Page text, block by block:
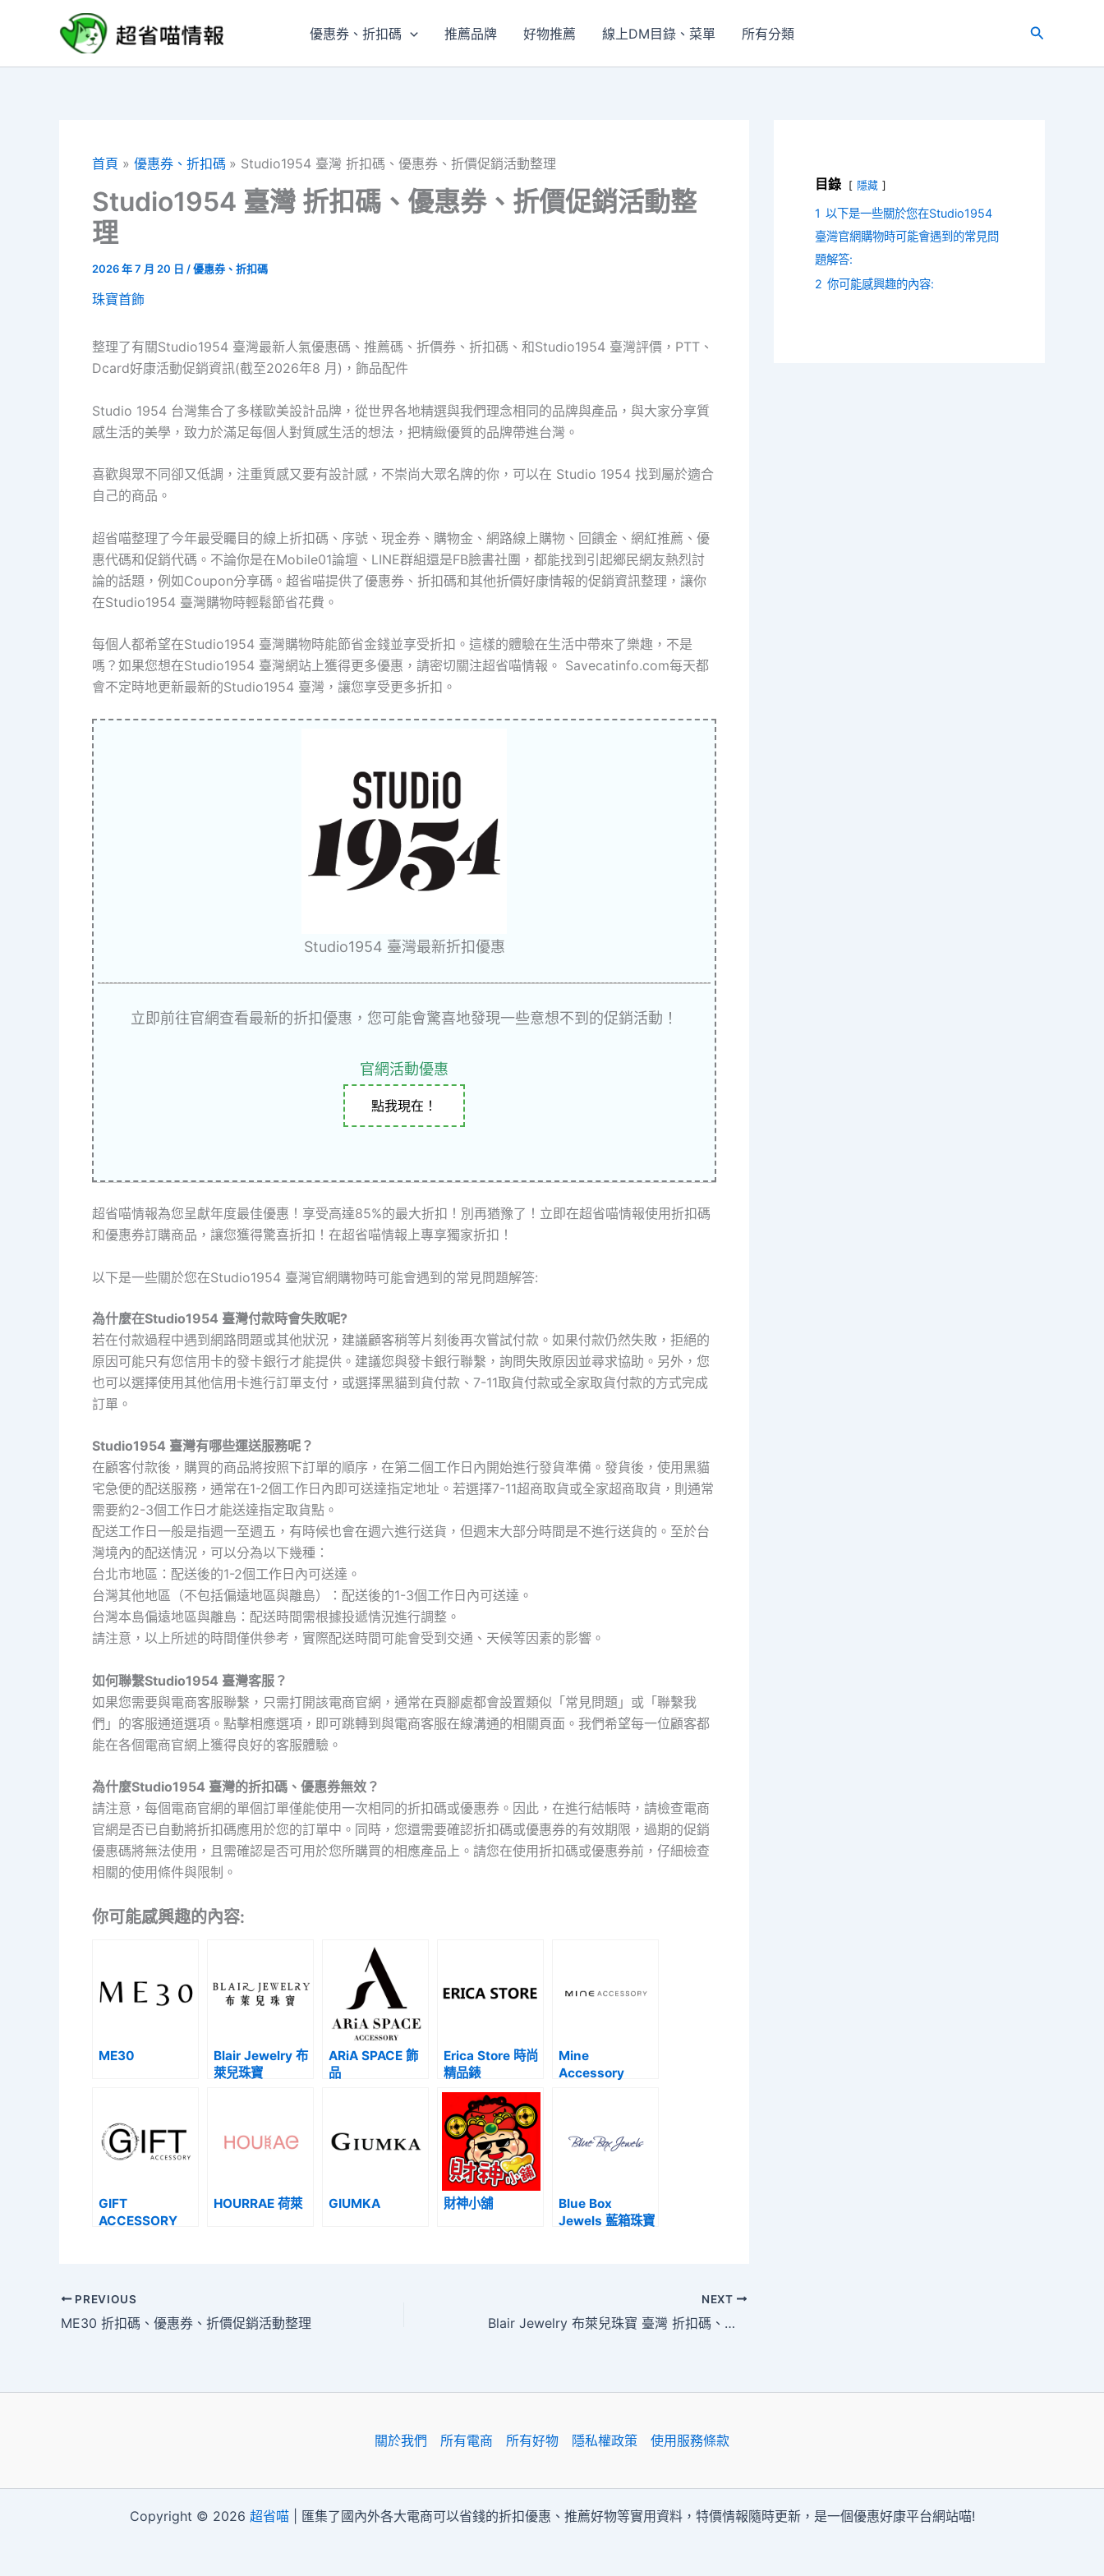
優惠券、折扣碼 推薦品牌 好物推薦 線上DM目錄、菜單 所有分類
搜
首頁 優惠券、折扣碼 Studio1954 臺灣 折扣碼、優惠券、折價促銷活動整理
Studio1954 臺灣 折扣碼、優惠券、折價促銷活動整
理
2026 年 7 月 20 日 /優惠券、折扣碼
珠寶首飾
整理了有關Studio1954 臺灣最新人氣優惠碼、推薦碼、折價券、折扣碼、和Studio1954 臺灣評價，PTT、
Dcard好康活動促銷資訊(截至2026年8 月)，飾品配件
Studio 1954 台灣集合了多樣歐美設計品牌，從世界各地精選與我們理念相同的品牌與產品，與大家分享質
感生活的美學，致力於滿足每個人對質感生活的想法，把精緻優質的品牌帶進台灣。
喜歡與眾不同卻又低調，注重質感又要有設計感，不崇尚大眾名牌的你，可以在 Studio 1954 找到屬於適合
自己的商品。
超省喵整理了今年最受矚目的線上折扣碼、序號、現金券、購物金、網路線上購物、回饋金、網紅推薦、優
惠代碼和促銷代碼。不論你是在Mobile01論壇、LINE群組還是FB臉書社團，都能找到引起鄉民網友熱烈討
論的話題，例如Coupon分享碼。超省喵提供了優惠券、折扣碼和其他折價好康情報的促銷資訊整理，讓你
在Studio1954 臺灣購物時輕鬆節省花費。
每個人都希望在Studio1954 臺灣購物時能節省金錢並享受折扣。這樣的體驗在生活中帶來了樂趣，不是
嗎？如果您想在Studio1954 臺灣網站上獲得更多優惠，請密切關注超省喵情報。 Savecatinfo.com每天都
會不定時地更新最新的Studio1954 臺灣，讓您享受更多折扣。
Studio1954 臺灣最新折扣優惠
立即前往官網查看最新的折扣優惠，您可能會驚喜地發現一些意想不到的促銷活動！
官網活動優惠
點我現在！
超省喵情報為您呈獻年度最佳優惠！享受高達85%的最大折扣！別再猶豫了！立即在超省喵情報使用折扣碼
和優惠券訂購商品，讓您獲得驚喜折扣！在超省喵情報上專享獨家折扣！
以下是一些關於您在Studio1954 臺灣官網購物時可能會遇到的常見問題解答:
為什麼在Studio1954 臺灣付款時會失敗呢?
若在付款過程中遇到網路問題或其他狀況，建議顧客稍等片刻後再次嘗試付款。如果付款仍然失敗，拒絕的
原因可能只有您信用卡的發卡銀行才能提供。建議您與發卡銀行聯繫，詢問失敗原因並尋求協助。另外，您
也可以選擇使用其他信用卡進行訂單支付，或選擇黑貓到貨付款、7-11取貨付款或全家取貨付款的方式完成
訂單。
Studio1954 臺灣有哪些運送服務呢？
在顧客付款後，購買的商品將按照下訂單的順序，在第二個工作日內開始進行發貨準備。發貨後，使用黑貓
宅急便的配送服務，通常在1-2個工作日內即可送達指定地址。若選擇7-11超商取貨或全家超商取貨，則通常
需要約2-3個工作日才能送達指定取貨點。
配送工作日一般是指週一至週五，有時候也會在週六進行送貨，但週末大部分時間是不進行送貨的。至於台
灣境內的配送情況，可以分為以下幾種：
台北市地區：配送後的1-2個工作日內可送達。
台灣其他地區（不包括偏遠地區與離島）：配送後的1-3個工作日內可送達。
台灣本島偏遠地區與離島：配送時間需根據投遞情況進行調整。
請注意，以上所述的時間僅供參考，實際配送時間可能會受到交通、天候等因素的影響。
如何聯繫Studio1954 臺灣客服？
如果您需要與電商客服聯繫，只需打開該電商官網，通常在頁腳處都會設置類似「常見問題」或「聯繫我
們」的客服通道選項。點擊相應選項，即可跳轉到與電商客服在線溝通的相關頁面。我們希望每一位顧客都
能在各個電商官網上獲得良好的客服體驗。
為什麼Studio1954 臺灣的折扣碼、優惠券無效？
請注意，每個電商官網的單個訂單僅能使用一次相同的折扣碼或優惠券。因此，在進行結帳時，請檢查電商
官網是否已自動將折扣碼應用於您的訂單中。同時，您還需要確認折扣碼或優惠券的有效期限，過期的促銷
優惠碼將無法使用，且需確認是否可用於您所購買的相應產品上。請您在使用折扣碼或優惠券前，仔細檢查
相關的使用條件與限制。
你可能感興趣的內容:
ME30
Blair Jewelry 布
萊兒珠寶
ARiA SPACE 飾
品
Erica Store 時尚
精品錶
Mine
Accessory
GIFT
ACCESSORY
HOURRAE 荷萊 GIUMKA 財神小舖
Blue Box
Jewels 藍箱珠寶
PREVIOUS
ME30 折扣碼、優惠券、折價促銷活動整理
NEXT
Blair Jewelry 布萊兒珠寶 臺灣 折扣碼、優惠券、折價促銷活動整理
目錄 隱藏
1 以下是一些關於您在Studio1954
臺灣官網購物時可能會遇到的常見問
題解答:
2 你可能感興趣的內容:
關於我們 所有電商 所有好物 隱私權政策 使用服務條款
Copyright © 2026 超省喵| 匯集了國內外各大電商可以省錢的折扣優惠、推薦好物等實用資料，特價情報隨時更新，是一個優惠好康平台網站喵!